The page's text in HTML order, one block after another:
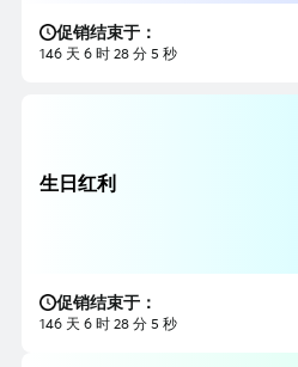
促销结束于：
146 天 6 时 28 分 3 秒
生日红利
促销结束于：
146 天 6 时 28 分 3 秒